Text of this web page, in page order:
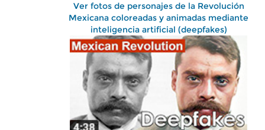
Ver fotos de personajes de la Revolución
Mexicana coloreadas y animadas mediante
inteligencia artificial (deepfakes)